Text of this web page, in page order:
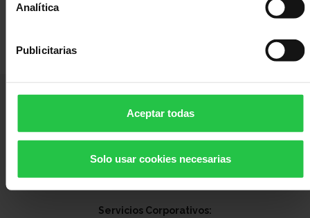
Analítica
Publicitarias
Aceptar todas
Solo usar cookies necesarias
Lideramos el esfuerzo de la sociedad española para disminuir el impacto
causado por el cáncer y mejorar la vida de las personas.
Servicios Corporativos: